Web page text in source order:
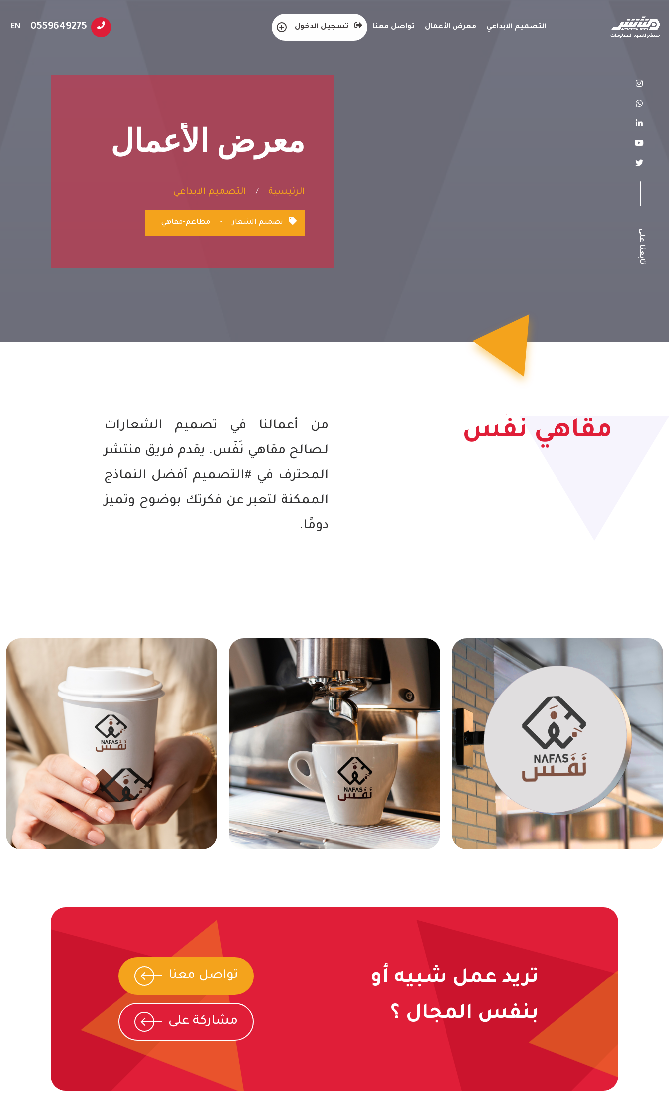
التصميم الابداعي معرض الأعمال تواصل معنا تسجيل الدخول 0559649275
EN
تابعنا على
معرض الأعمال
الرئيسية / التصميم الابداعي
تصميم الشعار - مطاعم-مقاهي
مقاهي نَفَس
من أعمالنا في تصميم الشعارات
لـصالح مقاهي نَفَس. يقدم فريق منتشر
المحترف في #التصميم أفضل النماذج
الممكنة لتعبر عن فكرتك بوضوح وتميز
دومًا.
تريد عمل شبيه أو
بنفس المجال ؟
تواصل معنا
مشاركة على